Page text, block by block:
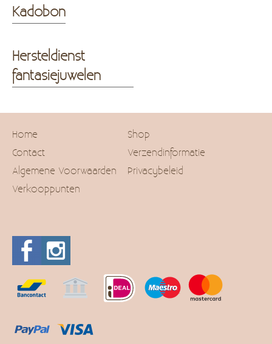
Kadobon
Hersteldienst
fantasiejuwelen
Home
Shop
Contact
Verzendinformatie
Algemene Voorwaarden
Privacybeleid
Verkooppunten